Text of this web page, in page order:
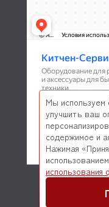
© 2026 Kitchen-
и оборудования
Мы
улучшить ваш
содержимое и
Нажимая